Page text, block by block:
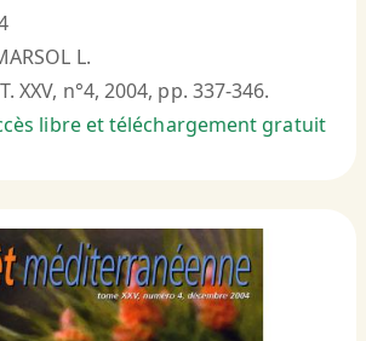
L.
XXV, n°4, 2004, pp. 337-346.
libre et téléchargement gratuit